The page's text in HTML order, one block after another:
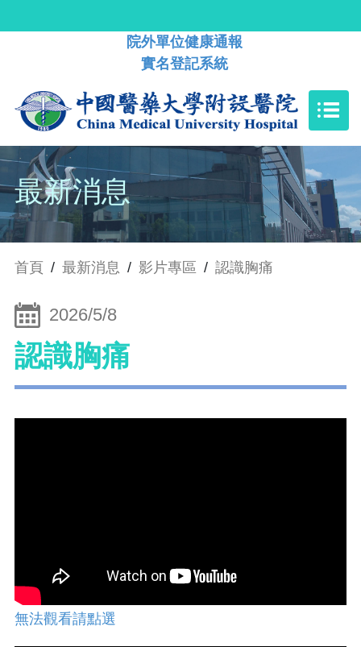
院外單位健康通報
實名登記系統
最新消息
首頁 / 最新消息 / 影片專區 / 認識胸痛
2026/5/8
認識胸痛
無法觀看請點選